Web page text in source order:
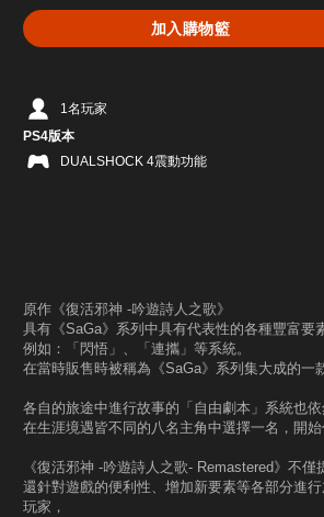
加入購物籃
1名玩家
PS4版本
DUALSHOCK 4震動功能
原作《復活邪神 -吟遊詩人之歌》
具有《SaGa》系列中具有代表性的各種豐富要
例如：「閃悟」、「連攜」等系統。
在當時販售時被稱為《SaGa》系列集大成的一
各自的旅途中進行故事的「自由劇本」系統也依
在生涯境遇皆不同的八名主角中選擇一名，開始
《復活邪神 -吟遊詩人之歌- Remastered》不僅
還針對遊戲的便利性、增加新要素等各部分進
玩家，